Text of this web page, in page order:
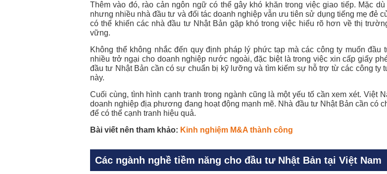
Thêm vào đó, rào cản ngôn ngữ có thể gây khó khăn trong việc giao tiếp. Mặc
nhưng nhiều nhà đầu tư và đối tác doanh nghiệp vẫn ưu tiên sử dụng tiếng mẹ đẻ
có thể khiến các nhà đầu tư Nhật Bản gặp khó trong việc hiểu rõ hơn về thị
vững.
Không thể không nhắc đến quy định pháp lý phức tạp mà các công ty muốn
nhiều trở ngại cho doanh nghiệp nước ngoài, đặc biệt là trong việc xin cấp giấy
đầu tư Nhật Bản cần có sự chuẩn bị kỹ lưỡng và tìm kiếm sự hỗ trợ từ các công
này.
Cuối cùng, tình hình cạnh tranh trong ngành cũng là một yếu tố cần xem xét. Việt
doanh nghiệp địa phương đang hoạt động mạnh mẽ. Nhà đầu tư Nhật Bản cần có
để có thể cạnh tranh hiệu quả.
Bài viết nên tham khảo: Kinh nghiệm M&A thành công
Các ngành nghề tiềm năng cho đầu tư Nhật Bản tại Việt Nam